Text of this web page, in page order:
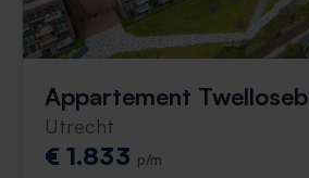
Appartement
Utrecht
€ 1.833 p/m